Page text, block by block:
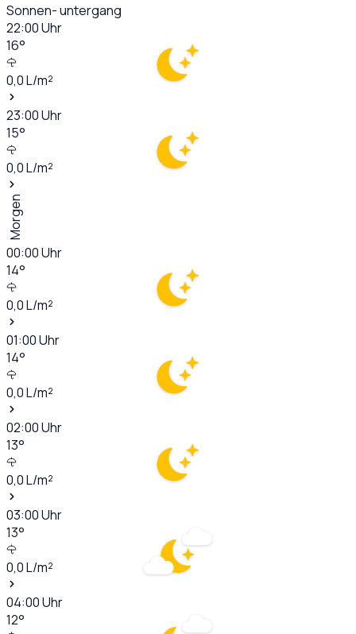
Sonnen- untergang
22:00Uhr
16°
0,0L/m²
23:00Uhr
15°
0,0L/m²
Morgen
00:00Uhr
14°
0,0L/m²
01:00Uhr
14°
0,0L/m²
02:00Uhr
13°
0,0L/m²
03:00Uhr
13°
0,0L/m²
04:00Uhr
12°